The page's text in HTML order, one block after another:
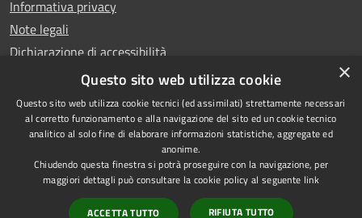
Informativa privacy
Note legali
Dichiarazione di accessibilità
Whistleblowing
Accessibilità
di Ciampino
Powered byMunicipium
×
Questo sito web utilizza cookie
Questo sito web utilizza cookie tecnici (ed assimilati) strettamente necessari
al corretto funzionamento e alla navigazione del sito ed un cookie tecnico
analitico al solo fine di elaborare informazioni statistiche, aggregate ed
anonime.
Chiudendo questa finestra si potrà proseguire con la navigazione, per
maggiori dettagli può consultare la cookie policy al seguente link
ACCETTA TUTTO RIFIUTA TUTTO